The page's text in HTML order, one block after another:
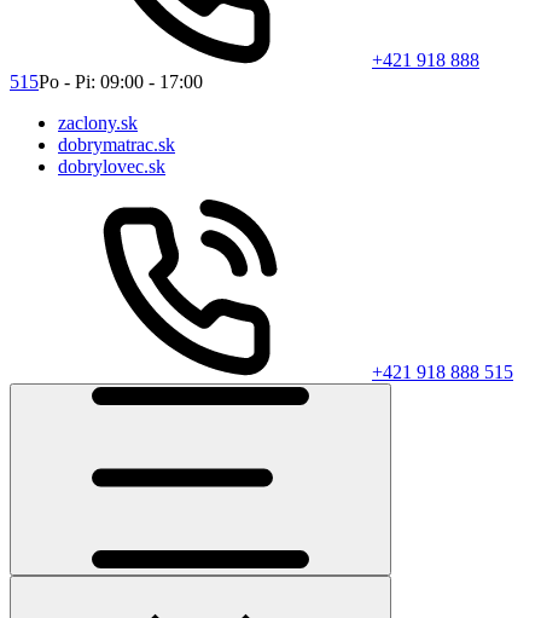
+421 918 888
515Po - Pi: 09:00 - 17:00
zaclony.sk
dobrymatrac.sk
dobrylovec.sk
+421 918 888 515